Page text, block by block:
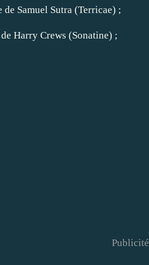
de Samuel Sutra (Terricae) ;
Harry Crews (Sonatine) ;
Publicité